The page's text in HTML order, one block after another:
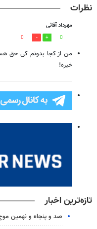
نظرات
مهرداد آقائی
0
0
من از کجا بدونم کی حق
خیره!
تازه‌ترین اخبار
صد و پنجاه و نهمین